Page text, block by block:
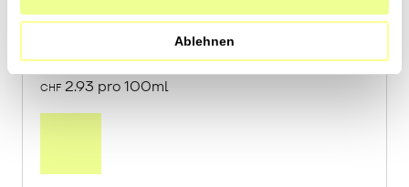
Ablehnen
CHF43.90
CHF 2.93 pro 100ml